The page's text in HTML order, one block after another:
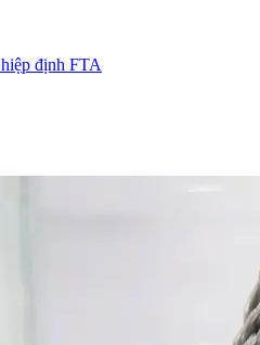
định FTA